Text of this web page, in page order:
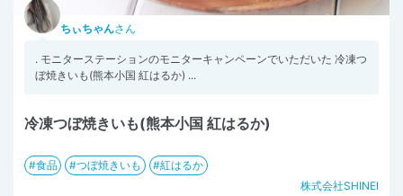
ちぃちゃんさん
. モニターステーションのモニターキャンペーンでいただいた 冷凍つ
ぼ焼きいも(熊本小国 紅はるか) ...
冷凍つぼ焼きいも(熊本小国 紅はるか)
食品 つぼ焼きいも
紅はるか
株式会社SHINEI